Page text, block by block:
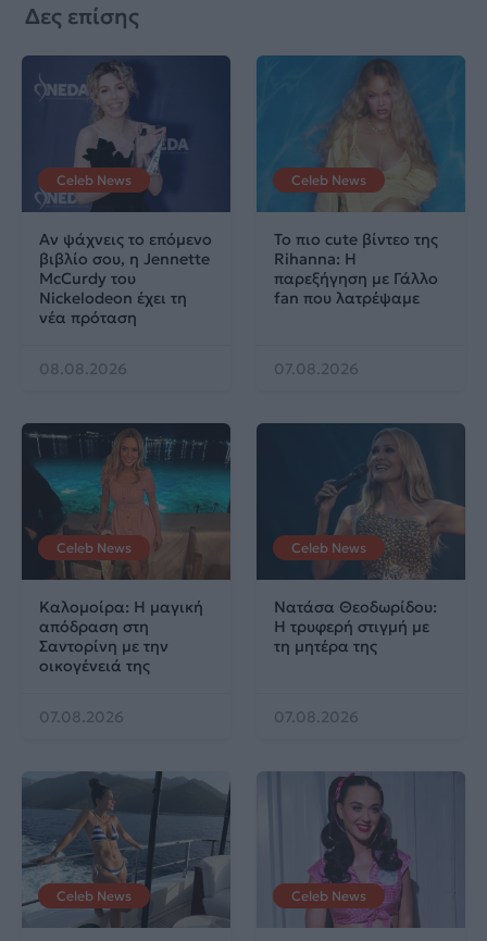
Δες επίσης
Celeb News
Αν ψάχνεις το επόμενο
βιβλίο σου, η Jennette
McCurdy του
Nickelodeon έχει τη
νέα πρόταση
08.08.2026
Celeb News
Το πιο cute βίντεο της
Rihanna: Η
παρεξήγηση με Γάλλο
fan που λατρέψαμε
07.08.2026
Celeb News
Καλομοίρα: Η μαγική
απόδραση στη
Σαντορίνη με την
οικογένειά της
07.08.2026
Celeb News
Νατάσα Θεοδωρίδου:
Η τρυφερή στιγμή με
τη μητέρα της
07.08.2026
Celeb News Celeb News